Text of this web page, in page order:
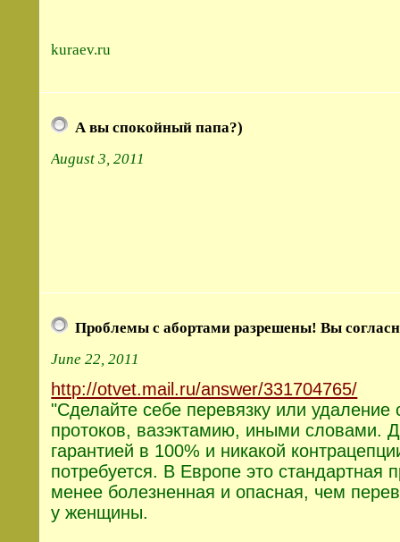
kuraev.ru
А вы спокойный папа?)
August 3, 2011
Проблемы с абортами разрешены! Вы
June 22, 2011
http://otvet.mail.ru/answer/331704765/
"Сделайте себе перевязку или
протоков, вазэктамию, иными словами.
гарантией в 100% и никакой
потребуется. В Европе это стандартная
менее болезненная и опасная, чем
у женщины.